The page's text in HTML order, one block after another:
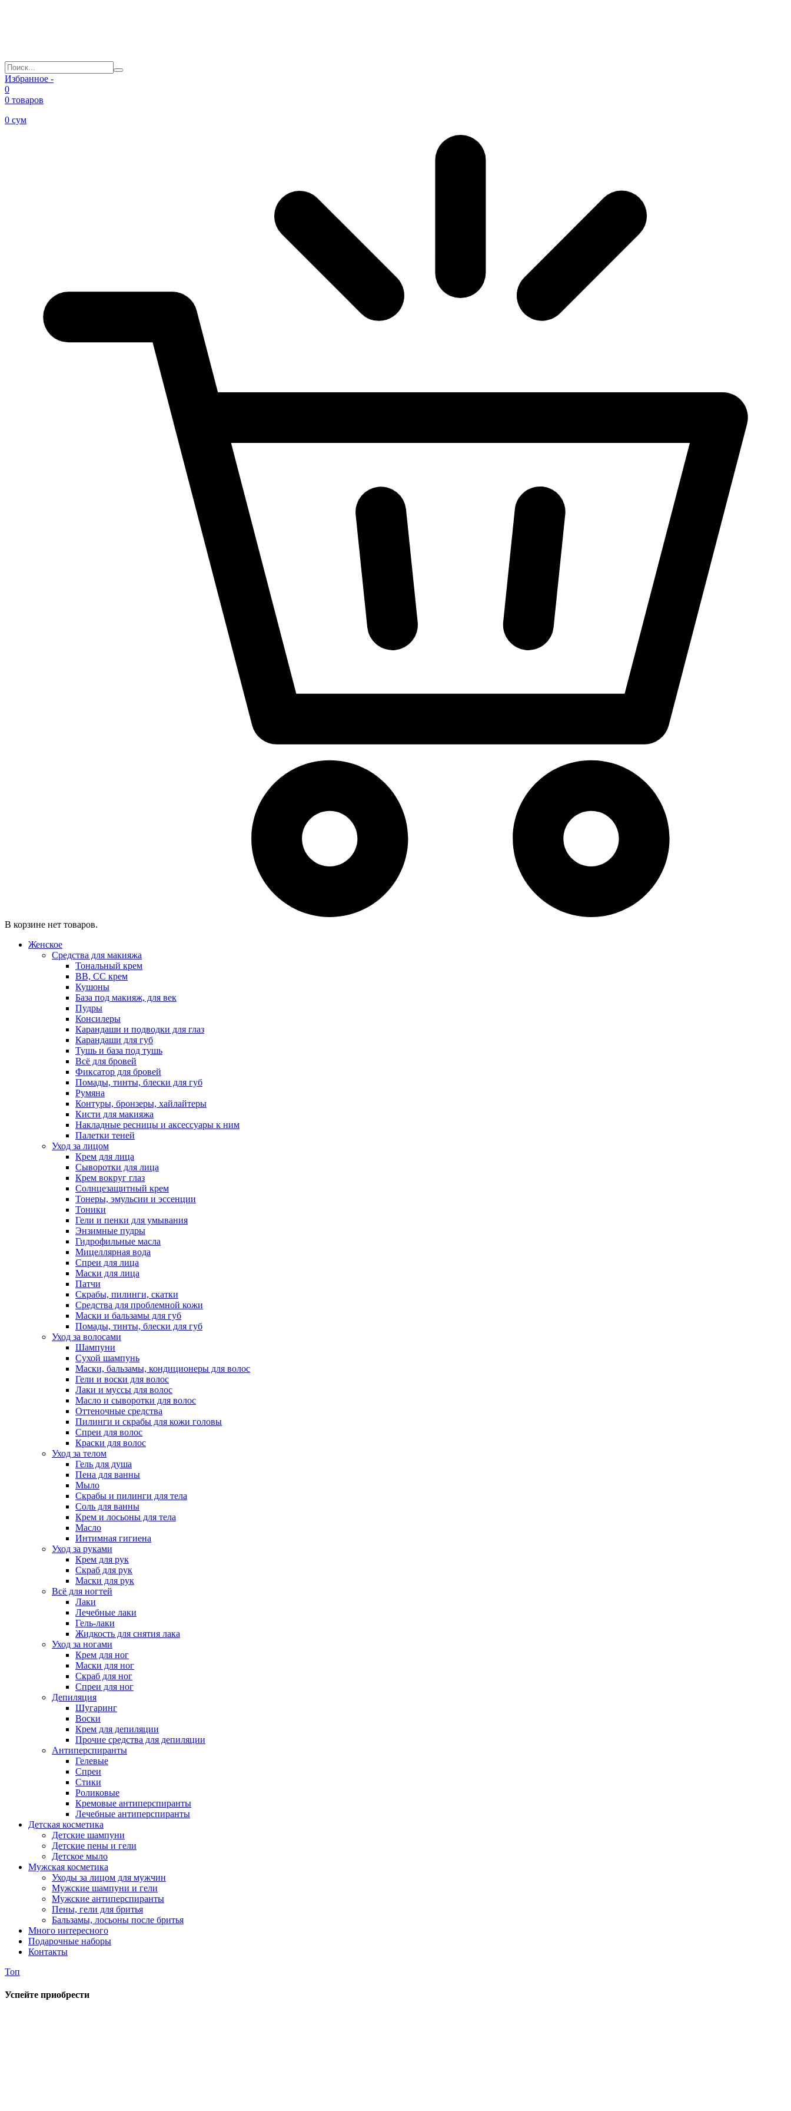
Избранное -
0
0 товаров
0 сум
В корзине нет товаров.
Женское
Средства для макияжа
Тональный крем
BB, CC крем
Кушоны
База под макияж, для век
Пудры
Консилеры
Карандаши и подводки для глаз
Карандаши для губ
Тушь и база под тушь
Всё для бровей
Фиксатор для бровей
Помады, тинты, блески для губ
Румяна
Контуры, бронзеры, хайлайтеры
Кисти для макияжа
Накладные ресницы и аксессуары к ним
Палетки теней
Уход за лицом
Крем для лица
Сыворотки для лица
Крем вокруг глаз
Солнцезащитный крем
Тонеры, эмульсии и эссенции
Тоники
Гели и пенки для умывания
Энзимные пудры
Гидрофильные масла
Мицеллярная вода
Спреи для лица
Маски для лица
Патчи
Скрабы, пилинги, скатки
Средства для проблемной кожи
Маски и бальзамы для губ
Помады, тинты, блески для губ
Уход за волосами
Шампуни
Сухой шампунь
Маски, бальзамы, кондиционеры для волос
Гели и воски для волос
Лаки и муссы для волос
Масло и сыворотки для волос
Оттеночные средства
Пилинги и скрабы для кожи головы
Спреи для волос
Краски для волос
Уход за телом
Гель для душа
Пена для ванны
Мыло
Скрабы и пилинги для тела
Соль для ванны
Крем и лосьоны для тела
Масло
Интимная гигиена
Уход за руками
Крем для рук
Скраб для рук
Маски для рук
Всё для ногтей
Лаки
Лечебные лаки
Гель-лаки
Жидкость для снятия лака
Уход за ногами
Крем для ног
Маски для ног
Скраб для ног
Спреи для ног
Депиляция
Шугаринг
Воски
Крем для депиляции
Прочие средства для депиляции
Антиперспиранты
Гелевые
Спреи
Стики
Роликовые
Кремовые антиперспиранты
Лечебные антиперспиранты
Детская косметика
Детские шампуни
Детские пены и гели
Детское мыло
Мужская косметика
Уходы за лицом для мужчин
Мужские шампуни и гели
Мужские антиперспиранты
Пены, гели для бритья
Бальзамы, лосьоны после бритья
Много интересного
Подарочные наборы
Контакты
Топ
Успейте приобрести